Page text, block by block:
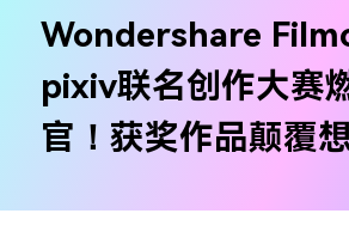
实用工具
关于万兴
Wondershare
pixiv联名创作大赛
官！获奖作品颠覆